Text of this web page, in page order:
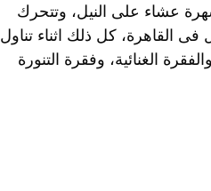
عشاء على النيل، وتتحرك
القاهرة، كل ذلك اثناء تناول
الغنائية، وفقرة التنورة